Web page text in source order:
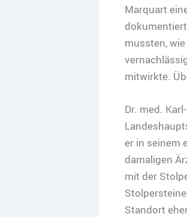
Marquart
mussten,
mitwirkte.
Dr. med.
er in seinem
damaligen
mit der
Standort